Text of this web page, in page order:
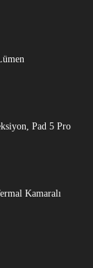
Pad 5 Pro
Kamaralı